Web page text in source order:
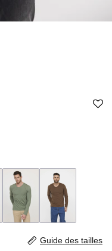
Guide des tailles